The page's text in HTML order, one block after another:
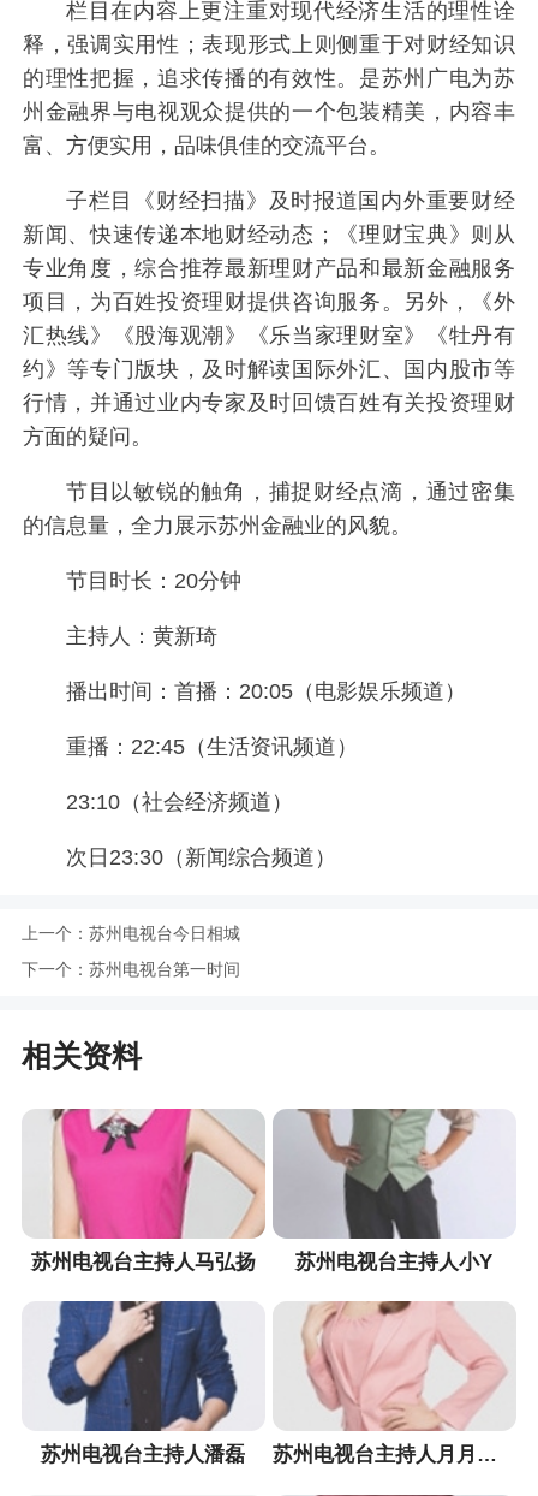
栏目在内容上更注重对现代经济生活的理性诠
释，强调实用性；表现形式上则侧重于对财经知识
的理性把握，追求传播的有效性。是苏州广电为苏
州金融界与电视观众提供的一个包装精美，内容丰
富、方便实用，品味俱佳的交流平台。
子栏目《财经扫描》及时报道国内外重要财经
新闻、快速传递本地财经动态；《理财宝典》则从
专业角度，综合推荐最新理财产品和最新金融服务
项目，为百姓投资理财提供咨询服务。另外，《外
汇热线》《股海观潮》《乐当家理财室》《牡丹有
约》等专门版块，及时解读国际外汇、国内股市等
行情，并通过业内专家及时回馈百姓有关投资理财
方面的疑问。
节目以敏锐的触角，捕捉财经点滴，通过密集
的信息量，全力展示苏州金融业的风貌。
节目时长：20分钟
主持人：黄新琦
播出时间：首播：20:05（电影娱乐频道）
重播：22:45（生活资讯频道）
23:10（社会经济频道）
次日23:30（新闻综合频道）
上一个： 苏州电视台今日相城
下一个： 苏州电视台第一时间
相关资料
苏州电视台主持人马弘扬 苏州电视台主持人小Y
苏州电视台主持人潘磊 苏州电视台主持人月月姐姐